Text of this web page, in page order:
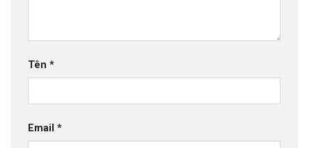
Tên *
Email *